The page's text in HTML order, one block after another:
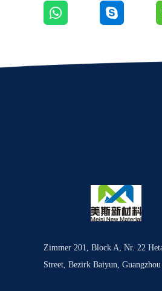
Zimmer 201, Block A, Nr. 22
Street, Bezirk Baiyun, Guangzhou